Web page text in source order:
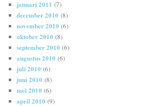
januari 2011 (7)
december 2010 (8)
november 2010 (6)
oktober 2010 (8)
september 2010 (6)
augustus 2010 (6)
juli 2010 (6)
juni 2010 (8)
mei 2010 (6)
april 2010 (9)